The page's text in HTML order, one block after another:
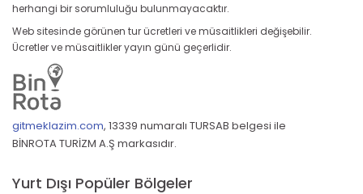
herhangi bir sorumluluğu bulunmayacaktır.
Web sitesinde görünen tur ücretleri ve müsaitlikleri değişebilir.
Ücretler ve müsaitlikler yayın günü geçerlidir.
gitmeklazim.com, 13339 numaralı TURSAB belgesi ile
BİNROTA TURİZM A.Ş markasıdır.
Yurt Dışı Popüler Bölgeler